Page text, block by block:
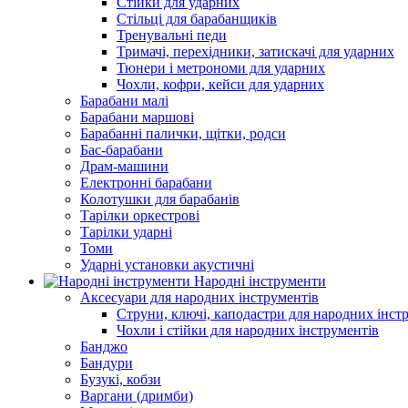
Стільці для барабанщиків
Тренувальні педи
Тримачі, перехідники, затискачі для ударних
Тюнери і метрономи для ударних
Чохли, кофри, кейси для ударних
Барабани малі
Барабани маршові
Барабанні палички, щітки, родси
Бас-барабани
Драм-машини
Електронні барабани
Колотушки для барабанів
Тарілки оркестрові
Тарілки ударні
Томи
Ударні установки акустичні
Народні інструменти
Аксесуари для народних інструментів
Струни, ключі, каподастри для народних
Чохли і стійки для народних інструментів
Банджо
Бандури
Бузукі, кобзи
Варгани (дримби)